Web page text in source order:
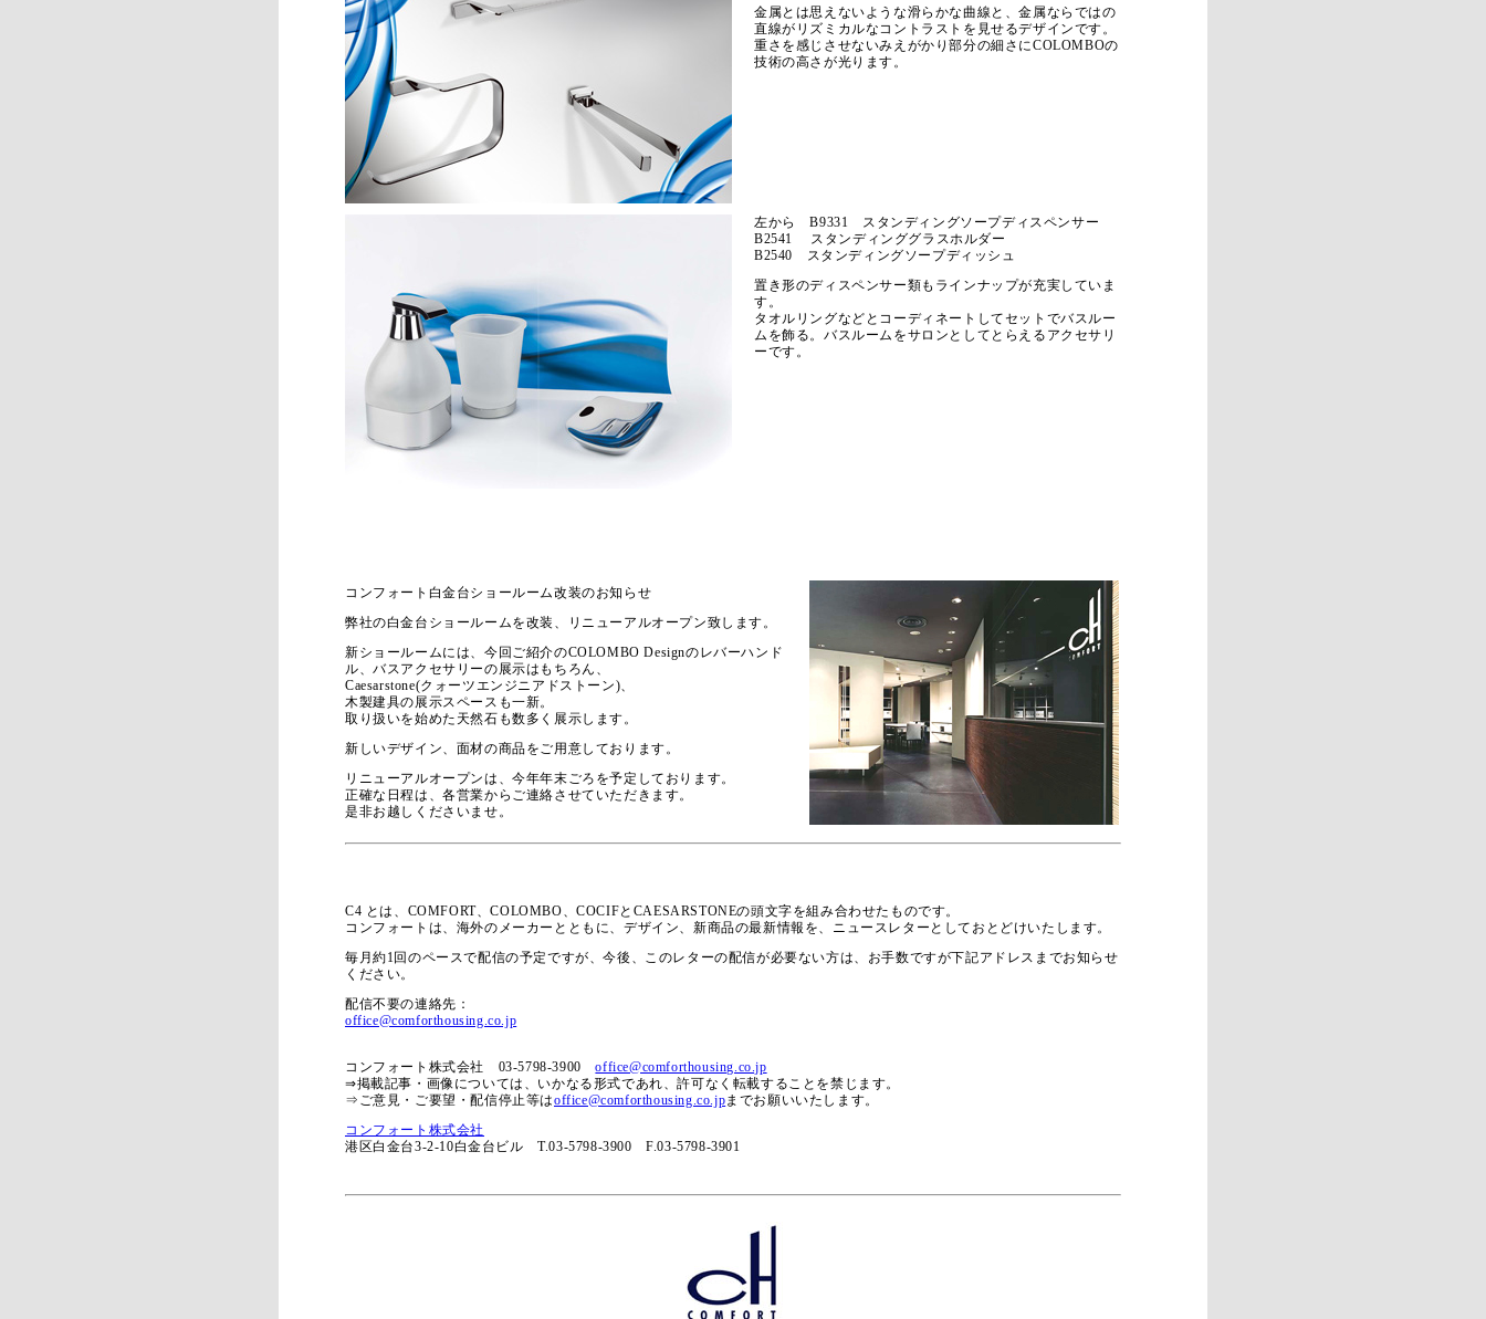
金属とは思えないような滑らかな曲線と、金属ならではの
直線がリズミカルなコントラストを見せるデザインです。
重さを感じさせないみえがかり部分の細さにCOLOMBOの
技術の高さが光ります。
左から B9331 スタンディングソープディスペンサー
B2541 スタンディンググラスホルダー
B2540 スタンディングソープディッシュ
置き形のディスペンサー類もラインナップが充実していま
す。
タオルリングなどとコーディネートしてセットでバスルー
ムを飾る。バスルームをサロンとしてとらえるアクセサリ
ーです。
コンフォート白金台ショールーム改装のお知らせ
弊社の白金台ショールームを改装、リニューアルオープン致します。
新ショールームには、今回ご紹介のCOLOMBO Designのレバーハンド
ル、バスアクセサリーの展示はもちろん、
Caesarstone(クォーツエンジニアドストーン)、
木製建具の展示スペースも一新。
取り扱いを始めた天然石も数多く展示します。
新しいデザイン、面材の商品をご用意しております。
リニューアルオープンは、今年年末ごろを予定しております。
正確な日程は、各営業からご連絡させていただきます。
是非お越しくださいませ。
C4 とは、COMFORT、COLOMBO、COCIFとCAESARSTONEの頭文字を組み合わせたものです。
コンフォートは、海外のメーカーとともに、デザイン、新商品の最新情報を、ニュースレターとしておとどけいたします。
毎月約1回のペースで配信の予定ですが、今後、このレターの配信が必要ない方は、お手数ですが下記アドレスまでお知らせ
ください。
配信不要の連絡先：
office@comforthousing.co.jp
コンフォート株式会社 03-5798-3900office@comforthousing.co.jp
⇒掲載記事・画像については、いかなる形式であれ、許可なく転載することを禁じます。
⇒ご意見・ご要望・配信停止等はoffice@comforthousing.co.jpまでお願いいたします。
コンフォート株式会社
港区白金台3-2-10白金台ビル T.03-5798-3900 F.03-5798-3901